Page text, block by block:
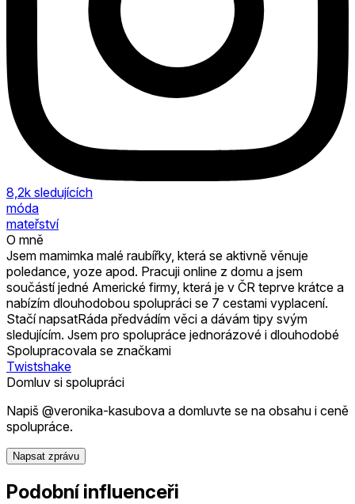
8,2k sledujících
móda
mateřství
O mně
Jsem mamimka malé raubířky, která se aktivně věnuje
poledance, yoze apod. Pracuji online z domu a jsem
součástí jedné Americké firmy, která je v ČR teprve krátce a
nabízím dlouhodobou spolupráci se 7 cestami vyplacení.
Stačí napsatRáda předvádím věci a dávám tipy svým
sledujícím. Jsem pro spolupráce jednorázové i dlouhodobé
Spolupracovala se značkami
Twistshake
Domluv si spolupráci
Napiš @veronika-kasubova a domluvte se na obsahu i ceně
spolupráce.
Napsat zprávu
Podobní influenceři